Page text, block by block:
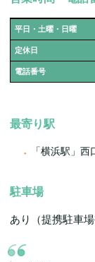
平日・土曜・日曜
定休日
電話番号
最寄り駅
「横浜駅」
駐車場
あり（提携駐車場